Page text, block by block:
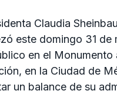
Claudia
este domingo 31 de
en el Monumento
en la Ciudad de
un balance de su